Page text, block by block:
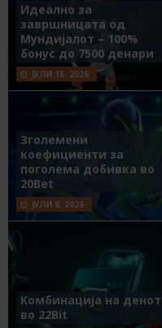
Идеално за
завршницата од
Мундијалот – 100%
бонус до 7500 денари
ЈУЛИ 15, 2026
Зголемени
коефициенти за
поголема добивка во
20Bet
ЈУЛИ 8, 2026
Комбинација на денот
во 22Bit